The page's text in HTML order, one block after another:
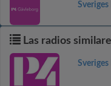
Sveriges
Las radios